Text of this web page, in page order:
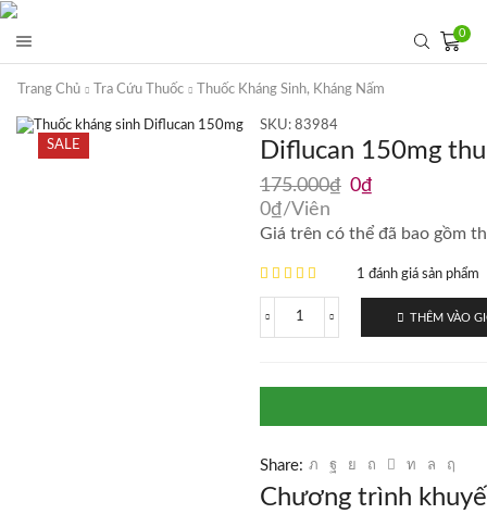
0
Trang Chủ Tra Cứu Thuốc Thuốc Kháng Sinh, Kháng Nấm
SALE
SKU: 83984
Diflucan 150mg
175.000₫ Giá
là:
0₫Giá
tại
0₫.
0₫/Viên
Giá trên có thể đã bao gồm
1 đánh giá sản phẩm
Diflucan
kháng
1
số
THÊM VÀO
Share:
Chương trình